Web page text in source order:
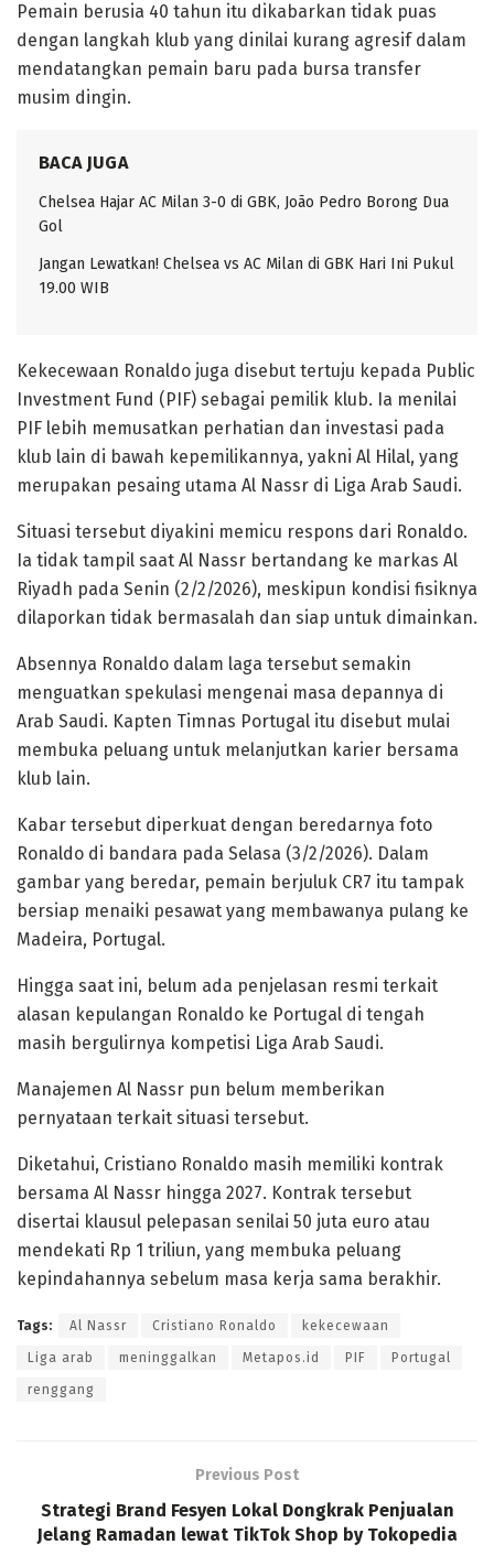
Pemain berusia 40 tahun itu dikabarkan tidak puas
dengan langkah klub yang dinilai kurang agresif dalam
mendatangkan pemain baru pada bursa transfer
musim dingin.
BACA JUGA
Chelsea Hajar AC Milan 3-0 di GBK, João Pedro Borong Dua
Gol
Jangan Lewatkan! Chelsea vs AC Milan di GBK Hari Ini Pukul
19.00 WIB
Kekecewaan Ronaldo juga disebut tertuju kepada Public
Investment Fund (PIF) sebagai pemilik klub. Ia menilai
PIF lebih memusatkan perhatian dan investasi pada
klub lain di bawah kepemilikannya, yakni Al Hilal, yang
merupakan pesaing utama Al Nassr di Liga Arab Saudi.
Situasi tersebut diyakini memicu respons dari Ronaldo.
Ia tidak tampil saat Al Nassr bertandang ke markas Al
Riyadh pada Senin (2/2/2026), meskipun kondisi fisiknya
dilaporkan tidak bermasalah dan siap untuk dimainkan.
Absennya Ronaldo dalam laga tersebut semakin
menguatkan spekulasi mengenai masa depannya di
Arab Saudi. Kapten Timnas Portugal itu disebut mulai
membuka peluang untuk melanjutkan karier bersama
klub lain.
Kabar tersebut diperkuat dengan beredarnya foto
Ronaldo di bandara pada Selasa (3/2/2026). Dalam
gambar yang beredar, pemain berjuluk CR7 itu tampak
bersiap menaiki pesawat yang membawanya pulang ke
Madeira, Portugal.
Hingga saat ini, belum ada penjelasan resmi terkait
alasan kepulangan Ronaldo ke Portugal di tengah
masih bergulirnya kompetisi Liga Arab Saudi.
Manajemen Al Nassr pun belum memberikan
pernyataan terkait situasi tersebut.
Diketahui, Cristiano Ronaldo masih memiliki kontrak
bersama Al Nassr hingga 2027. Kontrak tersebut
disertai klausul pelepasan senilai 50 juta euro atau
mendekati Rp 1 triliun, yang membuka peluang
kepindahannya sebelum masa kerja sama berakhir.
Tags: Al Nassr Cristiano Ronaldo kekecewaan
Liga arab meninggalkan Metapos.id PIF Portugal
renggang
Previous Post
Strategi Brand Fesyen Lokal Dongkrak Penjualan
Jelang Ramadan lewat TikTok Shop by Tokopedia